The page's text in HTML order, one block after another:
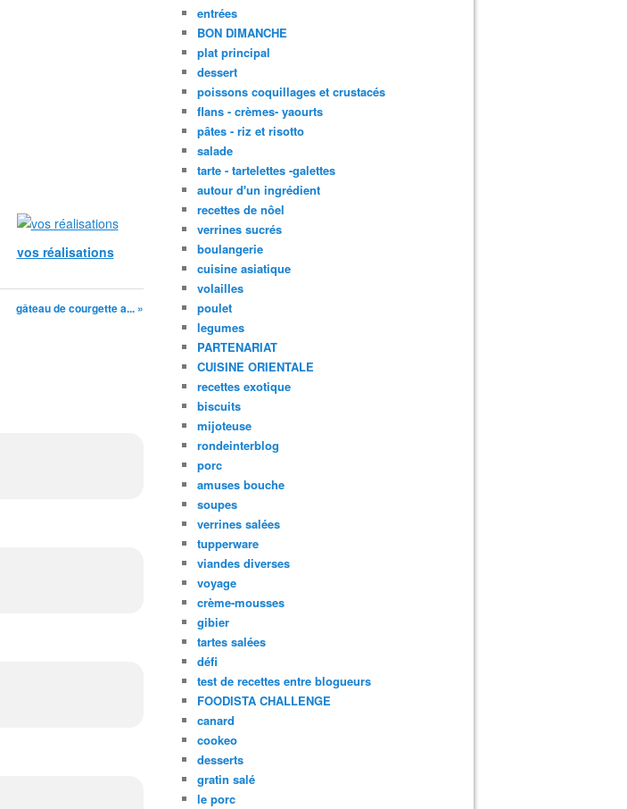
vos réalisations
gâteau de courgette a... »
entrées
BON DIMANCHE
plat principal
dessert
poissons coquillages et crustacés
flans - crèmes- yaourts
pâtes - riz et risotto
salade
tarte - tartelettes -galettes
autour d'un ingrédient
recettes de nôel
verrines sucrés
boulangerie
cuisine asiatique
volailles
poulet
legumes
PARTENARIAT
CUISINE ORIENTALE
recettes exotique
biscuits
mijoteuse
rondeinterblog
porc
amuses bouche
soupes
verrines salées
tupperware
viandes diverses
voyage
crème-mousses
gibier
tartes salées
défi
test de recettes entre blogueurs
FOODISTA CHALLENGE
canard
cookeo
desserts
gratin salé
le porc